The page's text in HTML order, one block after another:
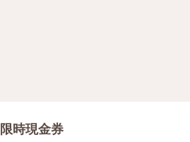
限時現金券